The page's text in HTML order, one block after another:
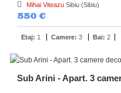
Mihai Viteazu Sibiu (Sibiu)
550 €
Etaj: 1 Camere: 3 Bai: 2
Sub Arini - Apart. 3